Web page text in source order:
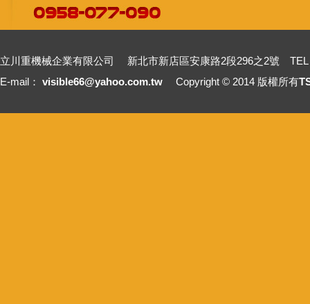
立川重機械企業有限公司 新北市新店區安康路2段296之2號 TEL
E-mail： visible66@yahoo.com.tw Copyright © 2014 版權所有